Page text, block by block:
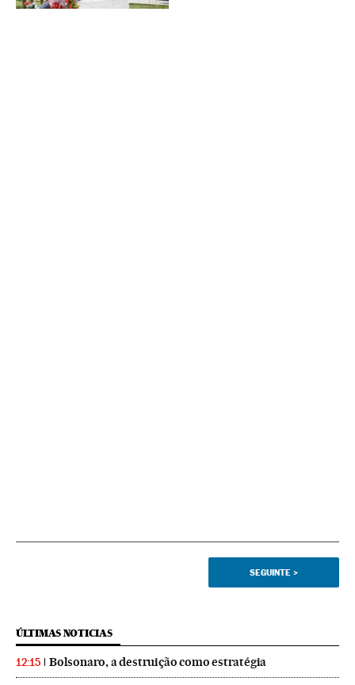
SEGUINTE >
ÚLTIMAS NOTICIAS
12:15 Bolsonaro, a destruição como estratégia